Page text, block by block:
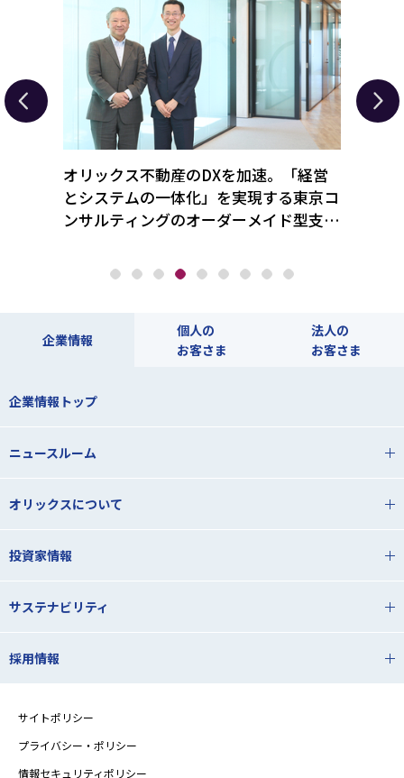
オリックス不動産のDXを加速。「経営
とシステムの一体化」を実現する東京コ
ンサルティングのオーダーメイド型支援
企業情報
個人の
お客さま
法人の
お客さま
企業情報トップ
ニュースルーム
オリックスについて
投資家情報
サステナビリティ
採用情報
サイトポリシー
プライバシー・ポリシー
情報セキュリティポリシー